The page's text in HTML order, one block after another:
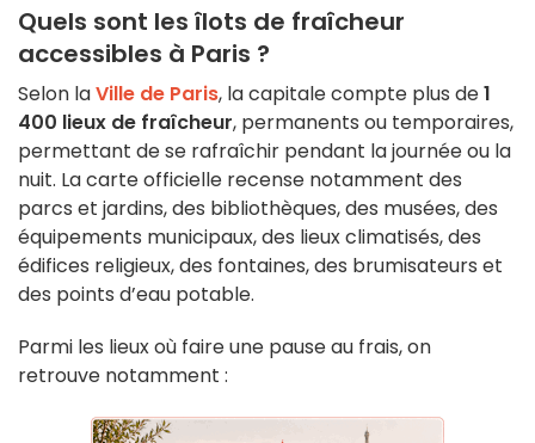
Quels sont les îlots de fraîcheur
accessibles à Paris ?
Selon laVille de Paris, la capitale compte plus de1
400 lieux de fraîcheur, permanents ou temporaires,
permettant de se rafraîchir pendant la journée ou la
nuit. La carte officielle recense notamment des
parcs et jardins, des bibliothèques, des musées, des
équipements municipaux, des lieux climatisés, des
édifices religieux, des fontaines, des brumisateurs et
des points d’eau potable.
Parmi les lieux où faire une pause au frais, on
retrouve notamment :